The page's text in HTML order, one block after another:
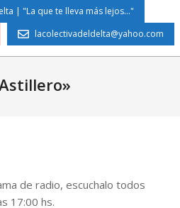
| "La que te lleva más lejos..."
lacolectivadeldelta@yahoo.com
de radio, escuchalo todos
17:00 hs.